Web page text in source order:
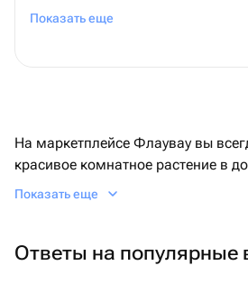
товара. Цена-качество на 100%
Показать еще
На маркетплейсе Флаувау вы
красивое комнатное растение в
хотите купить орхидею в подарок
будет быстрой, если цветок есть в
Показать еще
Ответы на популярные